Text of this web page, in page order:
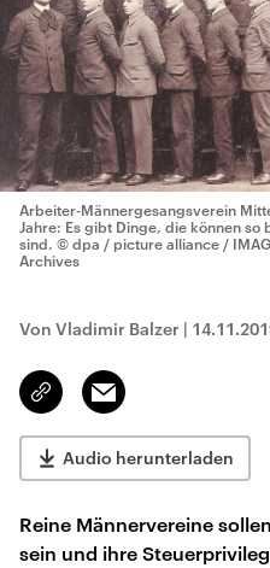
Arbeiter-Männergesangsverein
Jahre: Es gibt Dinge, die können so
sind. © dpa / picture alliance /
Archives
Von Vladimir Balzer |
Link
kopieren/teilen
Email
Audio herunterladen
Reine Männervereine
sein und ihre